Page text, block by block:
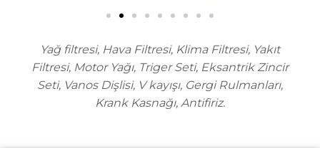
Yağ filtresi, Hava Filtresi, Klima Filtresi, Yakıt
Filtresi, Motor Yağı, Triger Seti, Eksantrik Zincir
Seti, Vanos Dişlisi, V kayışı, Gergi Rulmanları,
Krank Kasnağı, Antifiriz.